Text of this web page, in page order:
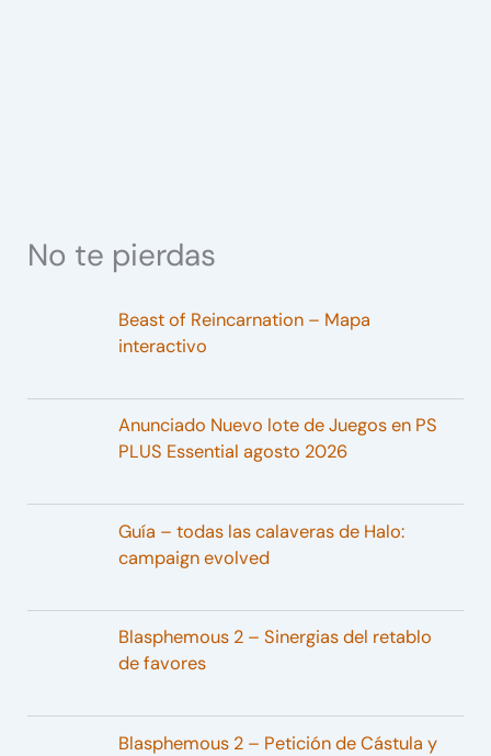
No te pierdas
Beast of Reincarnation – Mapa
interactivo
Anunciado Nuevo lote de Juegos en PS
PLUS Essential agosto 2026
Guía – todas las calaveras de Halo:
campaign evolved
Blasphemous 2 – Sinergias del retablo
de favores
Blasphemous 2 – Petición de Cástula y